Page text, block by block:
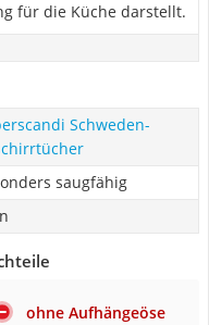
für die Küche darstellt.
Schweden-
saugfähig
ohne Aufhängeöse